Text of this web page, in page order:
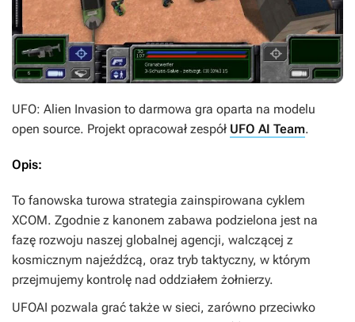
UFO: Alien Invasion to darmowa gra oparta na modelu
open source. Projekt opracował zespół UFO AI Team.
Opis:
To fanowska turowa strategia zainspirowana cyklem
XCOM. Zgodnie z kanonem zabawa podzielona jest na
fazę rozwoju naszej globalnej agencji, walczącej z
kosmicznym najeźdźcą, oraz tryb taktyczny, w którym
przejmujemy kontrolę nad oddziałem żołnierzy.
UFOAI pozwala grać także w sieci, zarówno przeciwko